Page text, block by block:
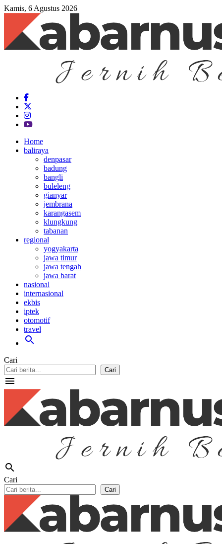
Kamis, 6 Agustus 2026
Home
baliraya
denpasar
badung
bangli
buleleng
gianyar
jembrana
karangasem
klungkung
tabanan
regional
yogyakarta
jawa timur
jawa tengah
jawa barat
nasional
internasional
ekbis
iptek
otomotif
travel
search
Cari
Cari
menu
search
Cari
Cari